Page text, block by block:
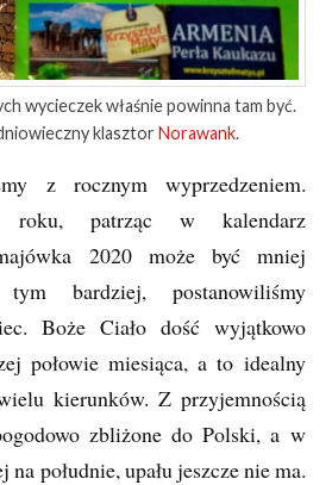
wycieczek właśnie powinna tam być.
klasztorNorawank.
z rocznym wyprzedzeniem.
roku, patrząc w kalendarz
2020 może być mniej
bardziej, postanowiliśmy
Boże Ciało dość wyjątkowo
połowie miesiąca, a to idealny
kierunków. Z przyjemnością
zbliżone do Polski, a w
na południe, upału jeszcze nie ma.